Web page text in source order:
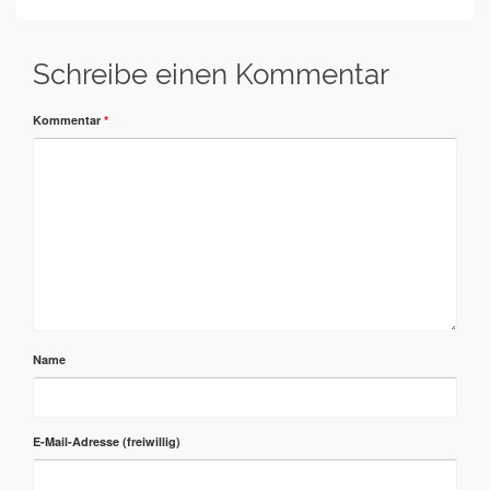
Schreibe einen Kommentar
Kommentar *
Name
E-Mail-Adresse